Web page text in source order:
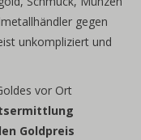
gegen
unkompliziert und
vor Ort
Goldpreis